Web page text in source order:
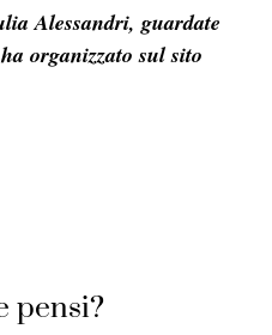
Alessandri, guardate
organizzato sul sito
pensi?